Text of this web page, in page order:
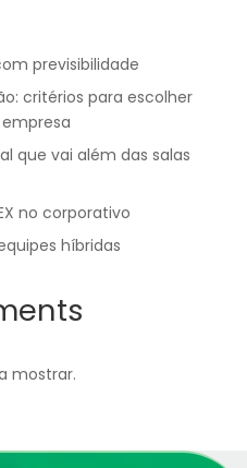
previsibilidade
critérios para escolher
que vai além das salas
no corporativo
híbridas
mostrar.